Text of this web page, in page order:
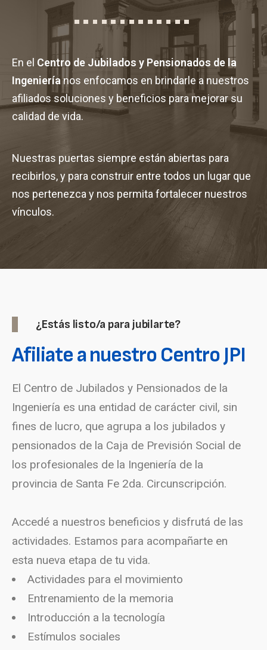
En el Centro de Jubilados y Pensionados de la
Ingenieríanos enfocamos en brindarle a nuestros
afiliados soluciones y beneficios para mejorar su
calidad de vida.
Nuestras puertas siempre están abiertas para
recibirlos, y para construir entre todos un lugar que
nos pertenezca y nos permita fortalecer nuestros
vínculos.
¿Estás listo/a para jubilarte?
Afiliate a nuestro Centro JPI
El Centro de Jubilados y Pensionados de la
Ingeniería es una entidad de carácter civil, sin
fines de lucro, que agrupa a los jubilados y
pensionados de la Caja de Previsión Social de
los profesionales de la Ingeniería de la
provincia de Santa Fe 2da. Circunscripción.
Accedé a nuestros beneficios y disfrutá de las
actividades. Estamos para acompañarte en
esta nueva etapa de tu vida.
Actividades para el movimiento
Entrenamiento de la memoria
Introducción a la tecnología
Estímulos sociales